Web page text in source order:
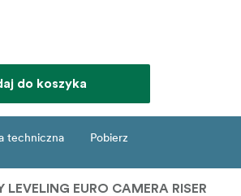
do koszyka
techniczna Pobierz
EURO CAMERA RISER